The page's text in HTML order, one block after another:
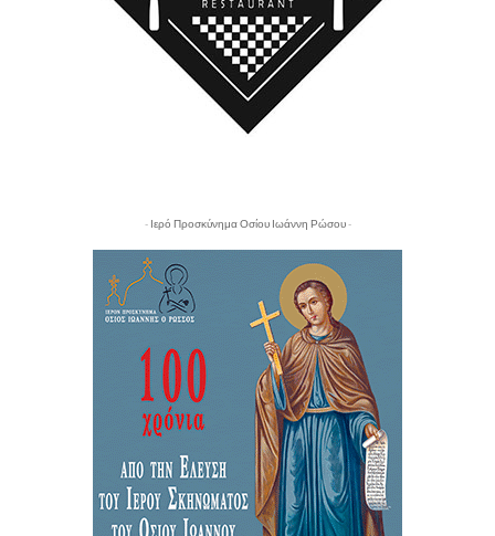
- Ιερό Προσκύνημα Οσίου Ιωάννη Ρώσου -